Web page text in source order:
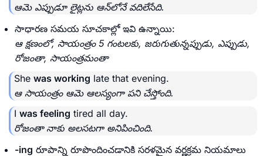
ఆమె ఎప్పుడూ లైట్లను ఆన్‌లోనే వదిలేసేది.
సాధారణ సమయ సూచకాల్లో ఇవి ఉన్నాయి:
ఆ క్షణంలో, సాయంత్రం 5 గంటలకు, జరుగుతున్నప్పుడు, ఎప్పుడు,
రోజంతా, సాయంత్రమంతా
She was working late that evening.
ఆ సాయంత్రం ఆమె ఆలస్యంగా పని చేస్తోంది.
I was feeling tired all day.
రోజంతా నాకు అలసటగా అనిపించింది.
-ing రూపాన్ని రూపొందించడానికి సరళమైన వర్ణక్రమ నియమాలు